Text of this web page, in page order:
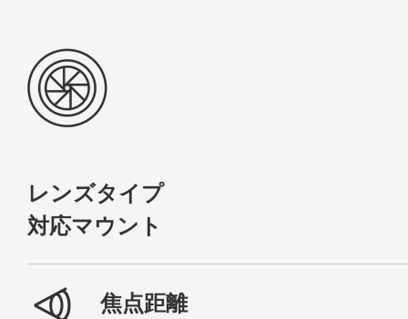
レンズタイプ
対応マウント
焦点距離